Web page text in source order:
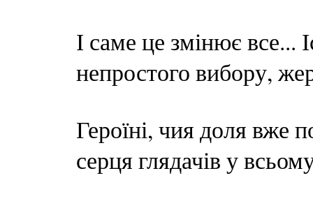
І саме це змінює все...
непростого вибору,
Героїні, чия доля вже
серця глядачів у